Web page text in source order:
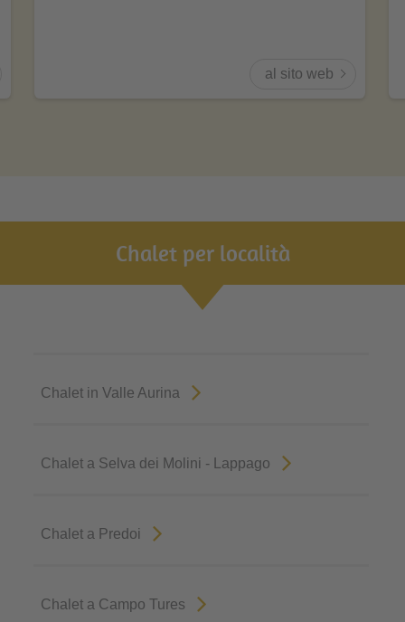
al sito web
Chalet per località
Chalet in Valle Aurina
Chalet a Selva dei Molini - Lappago
Chalet a Predoi
Chalet a Campo Tures